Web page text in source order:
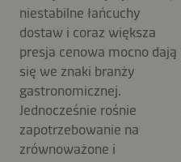
niestabilne łańcuchy
dostaw i coraz większa
presja cenowa mocno dają
się we znaki branży
gastronomicznej.
Jednocześnie rośnie
zapotrzebowanie na
zrównoważone i